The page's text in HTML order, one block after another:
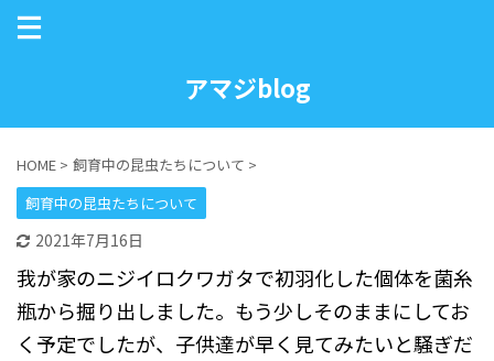
アマジblog
HOME > 飼育中の昆虫たちについて >
飼育中の昆虫たちについて
2021年7月16日
我が家のニジイロクワガタで初羽化した個体を菌糸
瓶から掘り出しました。もう少しそのままにしてお
く予定でしたが、子供達が早く見てみたいと騒ぎだ